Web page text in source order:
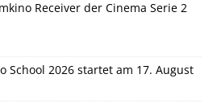
Receiver der Cinema Serie 2
School 2026 startet am 17. August